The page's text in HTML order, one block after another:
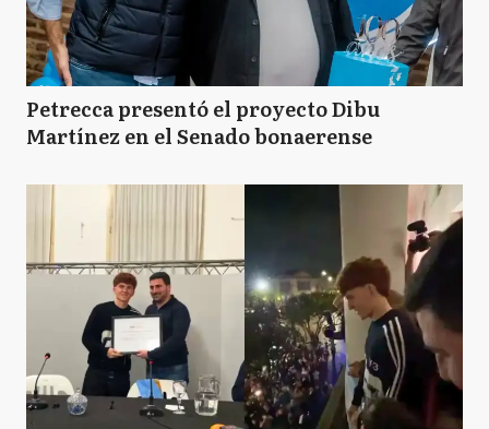
Petrecca presentó el proyecto Dibu
Martínez en el Senado bonaerense